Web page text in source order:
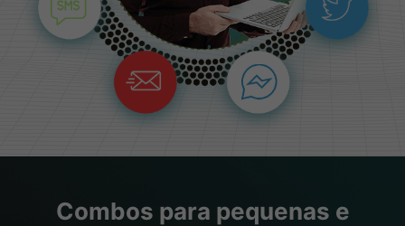
Combos para pequenas e